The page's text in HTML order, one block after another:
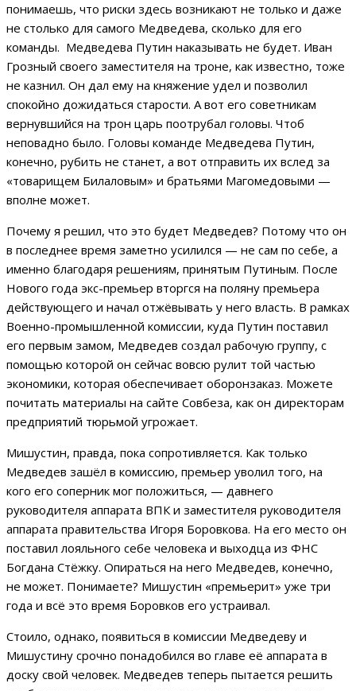
понимаешь, что риски здесь возникают не только и даже
не столько для самого Медведева, сколько для его
команды. Медведева Путин наказывать не будет. Иван
Грозный своего заместителя на троне, как известно, тоже
не казнил. Он дал ему на княжение удел и позволил
спокойно дожидаться старости. А вот его советникам
вернувшийся на трон царь поотрубал головы. Чтоб
неповадно было. Головы команде Медведева Путин,
конечно, рубить не станет, а вот отправить их вслед за
«товарищем Билаловым» и братьями Магомедовыми —
вполне может.
Почему я решил, что это будет Медведев? Потому что он
в последнее время заметно усилился — не сам по себе, а
именно благодаря решениям, принятым Путиным. После
Нового года экс-премьер вторгся на поляну премьера
действующего и начал отжёвывать у него власть. В рамках
Военно-промышленной комиссии, куда Путин поставил
его первым замом, Медведев создал рабочую группу, с
помощью которой он сейчас вовсю рулит той частью
экономики, которая обеспечивает оборонзаказ. Можете
почитать материалы на сайте Совбеза, как он директорам
предприятий тюрьмой угрожает.
Мишустин, правда, пока сопротивляется. Как только
Медведев зашёл в комиссию, премьер уволил того, на
кого его соперник мог положиться, — давнего
руководителя аппарата ВПК и заместителя руководителя
аппарата правительства Игоря Боровкова. На его место он
поставил лояльного себе человека и выходца из ФНС
Богдана Стёжку. Опираться на него Медведев, конечно,
не может. Понимаете? Мишустин «премьерит» уже три
года и всё это время Боровков его устраивал.
Стоило, однако, появиться в комиссии Медведеву и
Мишустину срочно понадобился во главе её аппарата в
доску свой человек. Медведев теперь пытается решить